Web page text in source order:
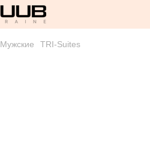
Мужские TRI-Suites